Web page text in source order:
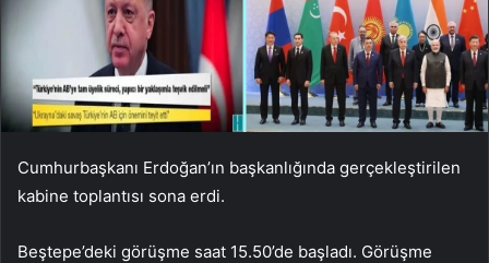
Cumhurbaşkanı Erdoğan’ın başkanlığında gerçekleştirilen
kabine toplantısı sona erdi.
Beştepe’deki görüşme saat 15.50’de başladı. Görüşme